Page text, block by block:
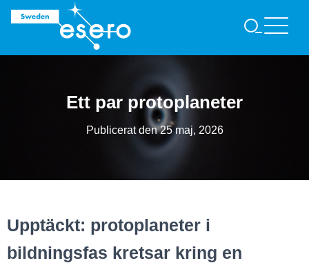
S
K
Ett par protoplaneter
Publicerat den25 maj, 2026
Upptäckt: protoplaneter i
bildningsfas kretsar kring en